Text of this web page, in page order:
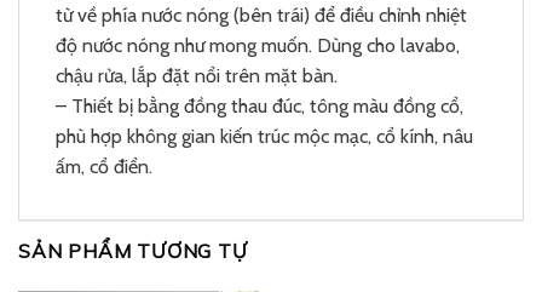
từ về phía nước nóng (bên trái) để điều chỉnh nhiệt
độ nước nóng như mong muốn. Dùng cho lavabo,
chậu rửa, lắp đặt nổi trên mặt bàn.
– Thiết bị bằng đồng thau đúc, tông màu đồng cổ,
phù hợp không gian kiến trúc mộc mạc, cổ kính, nâu
ấm, cổ điển.
SẢN PHẨM TƯƠNG TỰ